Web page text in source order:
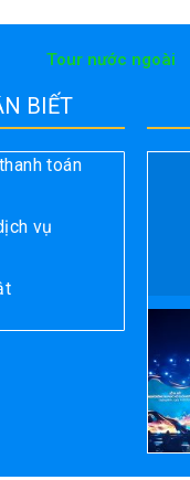
Tour nước ngoài
BIẾT
toán
vụ